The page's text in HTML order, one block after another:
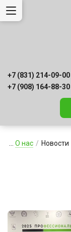
+7 (831) 214-09-00
+7 (908) 164-88-30
О нас / Новости